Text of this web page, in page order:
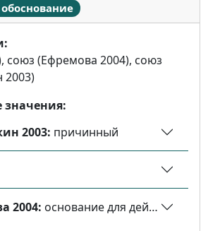
союз (Ефремова 2004), союз
2003)
значения:
2003: причинный
2004: основание для действия